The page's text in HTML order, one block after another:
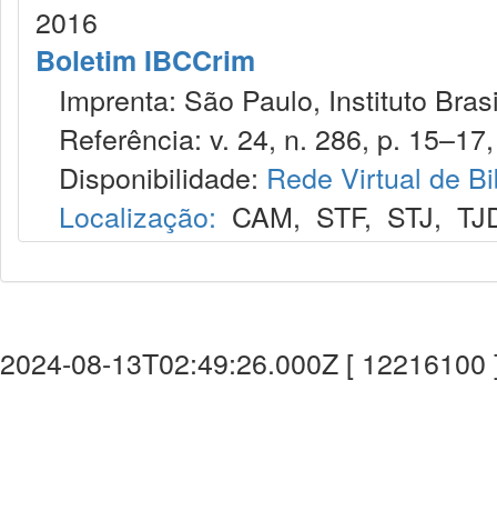
2016
Boletim IBCCrim
Imprenta: São Paulo, Instituto
Referência: v. 24, n. 286, p.
Disponibilidade: Rede Virtual de
Localização: CAM, STF, STJ,
2024-08-13T02:49:26.000Z [ 12216100